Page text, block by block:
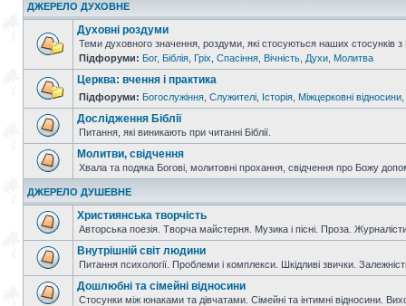
ДЖЕРЕЛО ДУХОВНЕ
Духовні роздуми
Теми духовного значення, роздуми, які стосуються наших стосунків з
Підфоруми: Бог, Біблія Гріх Спасіння Вічність Духи Молитва
Церква: вчення і практика
Підфоруми: Богослужіння Служителі Історія Міжцерковні відносини
Дослідження Біблії
Питання, які виникають при читанні Біблії.
Молитви, свідчення
Хвала та подяка Богові, молитовні прохання, свідчення про Божу
ДЖЕРЕЛО ДУШЕВНЕ
Християнська творчість
Авторська поезія. Творча майстерня. Музика і пісні. Проза.
Внутрішній світ людини
Питання психології. Проблеми і комплекси. Шкідливі звички.
Дошлюбні та сімейні відносини
Стосунки між юнаками та дівчатами. Сімейні та інтимні відносини.